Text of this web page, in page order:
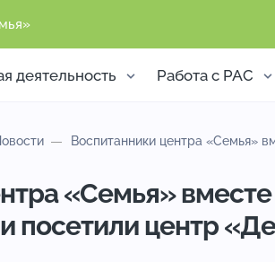
деятельность Работа с РАС
Воспитанники центра «Семья»
«Семья» вместе
посетили центр